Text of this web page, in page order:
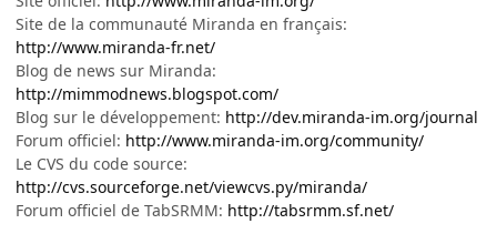
Site de la communauté Miranda en français:
http://www.miranda-fr.net/
Blog de news sur Miranda:
http://mimmodnews.blogspot.com/
Blog sur le développement: http://dev.miranda-im.org/journal
Forum officiel: http://www.miranda-im.org/community/
Le CVS du code source:
http://cvs.sourceforge.net/viewcvs.py/miranda/
Forum officiel de TabSRMM: http://tabsrmm.sf.net/